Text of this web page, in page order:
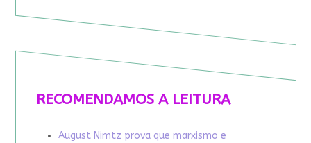
RECOMENDAMOS A LEITURA
August Nimtz prova que marxismo e